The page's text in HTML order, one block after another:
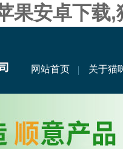
果安卓下载
网站首页 关于猫